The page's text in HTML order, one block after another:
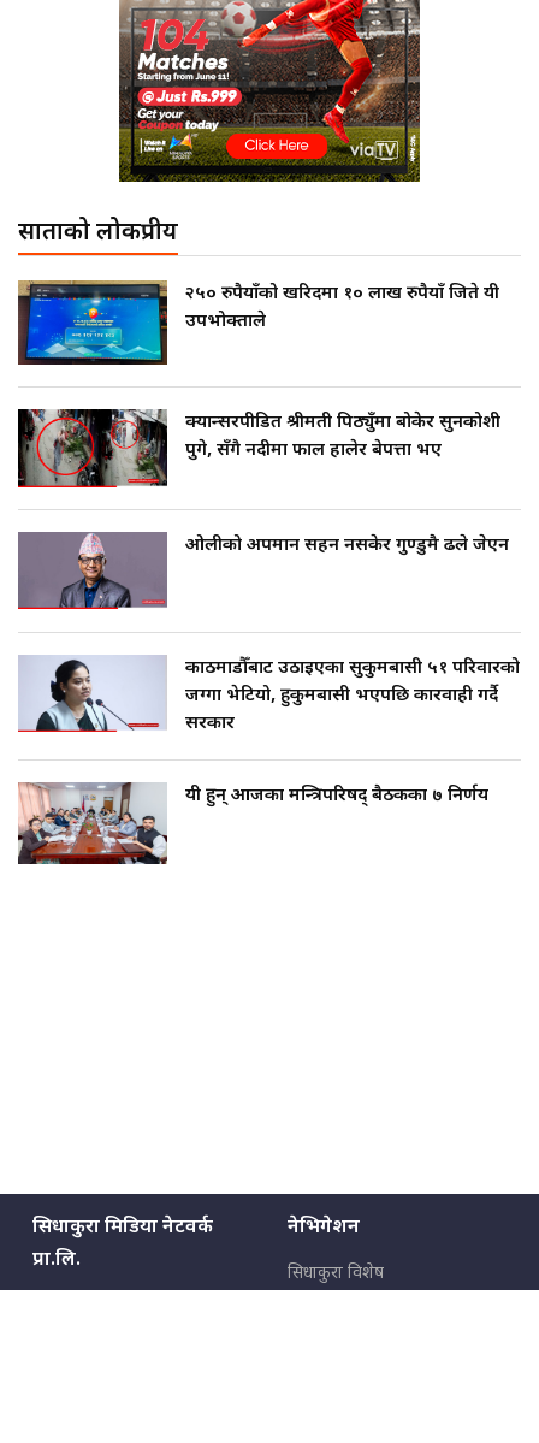
साताको लोकप्रीय
२५० रुपैयाँको खरिदमा १० लाख रुपैयाँ जिते यी
उपभोक्ताले
क्यान्सरपीडित श्रीमती पिठ्युँमा बोकेर सुनकोशी
पुगे, सँगै नदीमा फाल हालेर बेपत्ता भए
ओलीको अपमान सहन नसकेर गुण्डुमै ढले जेएन
काठमाडौँबाट उठाइएका सुकुमबासी ५१ परिवारको
जग्गा भेटियो, हुकुमबासी भएपछि कारवाही गर्दै
सरकार
यी हुन् आजका मन्त्रिपरिषद् बैठकका ७ निर्णय
सिधाकुरा मिडिया नेटवर्क
प्रा.लि.
नेभिगेशन
सिधाकुरा विशेष